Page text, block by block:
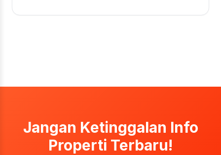
Jangan Ketinggalan Info
Properti Terbaru!